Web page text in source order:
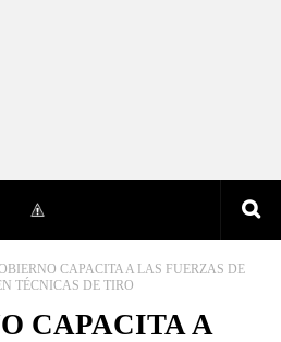
CAPACITA A LAS FUERZAS DE
TÉCNICAS DE TIRO
CAPACITA A